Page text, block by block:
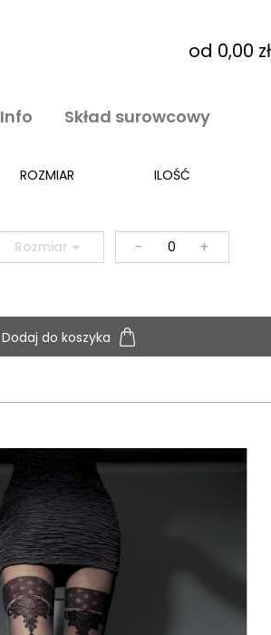
od 0,00 zł
Info Skład surowcowy
ROZMIAR ILOŚĆ
Rozmiar - +
Dodaj do koszyka